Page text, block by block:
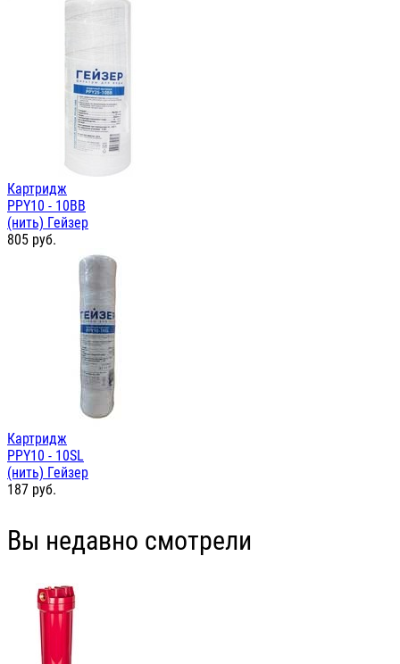
Картридж
PPY10 - 10ВВ
(нить) Гейзер
805 руб.
Картридж
PPY10 - 10SL
(нить) Гейзер
187 руб.
Вы недавно смотрели